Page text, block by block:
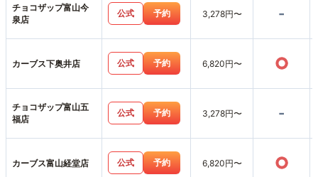
チョコザップ富山今
泉店
公式 予約 3,278円〜 -
カーブス下奥井店 公式 予約 6,820円〜 ○
チョコザップ富山五
福店
公式 予約 3,278円〜 -
カーブス富山経堂店 公式 予約 6,820円〜 ○